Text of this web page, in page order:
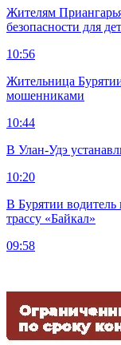
Жителям
безопасности для
10:56
Жительница
мошенниками
10:44
В Улан-Удэ
10:20
В Бурятии водитель
трассу «Байкал»
09:58